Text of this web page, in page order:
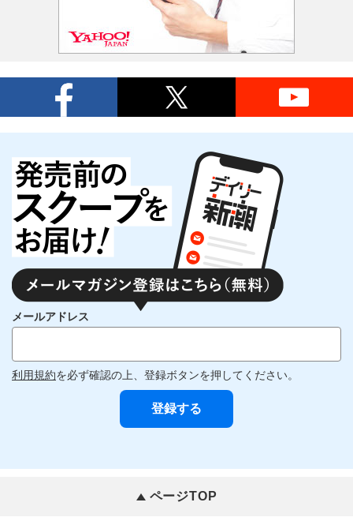
メールアドレス
利用規約を必ず確認の上、登録ボタンを押してください。
ページTOP